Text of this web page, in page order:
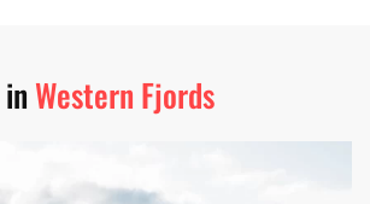
Western Fjords